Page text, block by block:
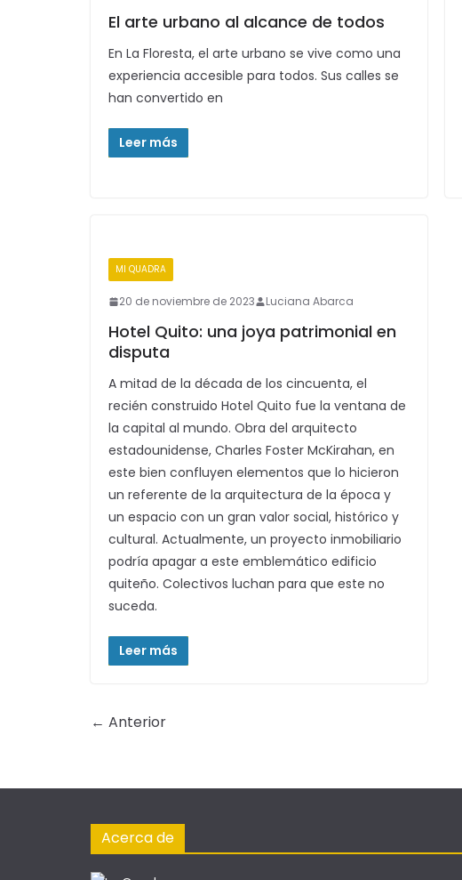
El arte urbano al alcance de todos
En La Floresta, el arte urbano se vive como una
experiencia accesible para todos. Sus calles se
han convertido en
Leer más
MI QUADRA
20 de noviembre de 2023 Luciana Abarca
Hotel Quito: una joya patrimonial en
disputa
A mitad de la década de los cincuenta, el
recién construido Hotel Quito fue la ventana de
la capital al mundo. Obra del arquitecto
estadounidense, Charles Foster McKirahan, en
este bien confluyen elementos que lo hicieron
un referente de la arquitectura de la época y
un espacio con un gran valor social, histórico y
cultural. Actualmente, un proyecto inmobiliario
podría apagar a este emblemático edificio
quiteño. Colectivos luchan para que este no
suceda.
Leer más
← Anterior
Acerca de